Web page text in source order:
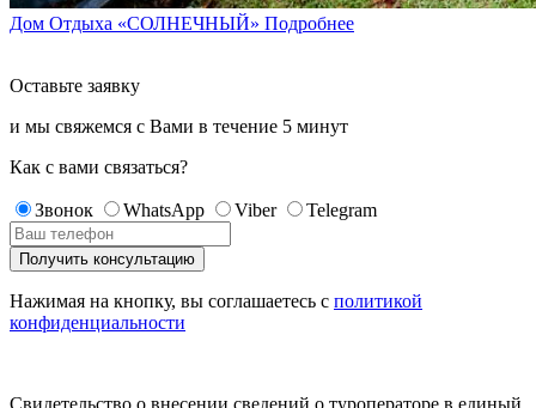
Дом Отдыха «СОЛНЕЧНЫЙ» Подробнее
Оставьте заявку
и мы свяжемся с Вами в течение 5 минут
Как с вами связаться?
Звонок WhatsApp Viber Telegram
Нажимая на кнопку, вы соглашаетесь с политикой
конфиденциальности
Свидетельство о внесении сведений о туроператоре в единый